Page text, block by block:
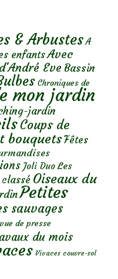
& Arbustes A
enfantsAvec
Eve Bassin
Chroniques de
mon jardin
jardin
Coups de
bouquetsFêtes
Joli Duo Les
Oiseaux du
Petites
sauvages
de presse
du mois
Vivaces couvre-sol